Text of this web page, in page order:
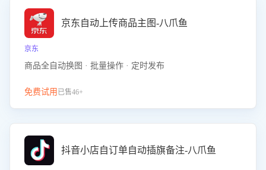
京东自动上传商品主图-八爪鱼
京东
商品全自动换图 · 批量操作 · 定时发布
免费试用 已售46+
抖音小店自订单自动插旗备注-八爪鱼